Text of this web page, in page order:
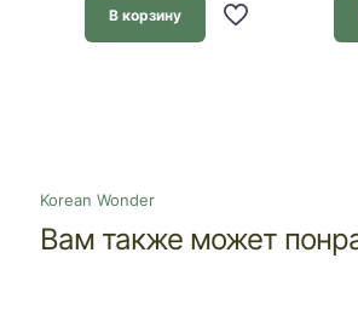
В корзину
Korean Wonder
Вам также может